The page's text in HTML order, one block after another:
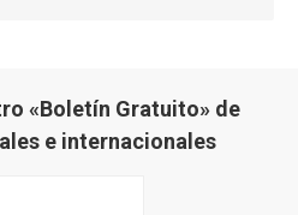
«Boletín Gratuito» de
e internacionales